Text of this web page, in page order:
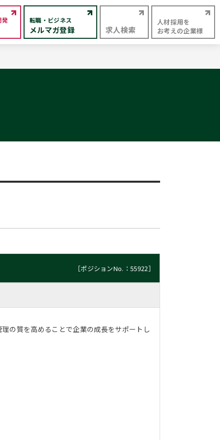
発 転職・ビジネス
メルマガ登録 求人検索
人材採用を
お考えの企業様
［ポジションNo.：55922］
の質を高めることで企業の成長をサポートし